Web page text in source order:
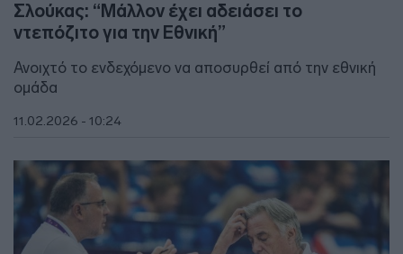
Σλούκας: “Μάλλον έχει αδειάσει το
ντεπόζιτο για την Εθνική”
Ανοιχτό το ενδεχόμενο να αποσυρθεί από την εθνική
ομάδα
11.02.2026 - 10:24